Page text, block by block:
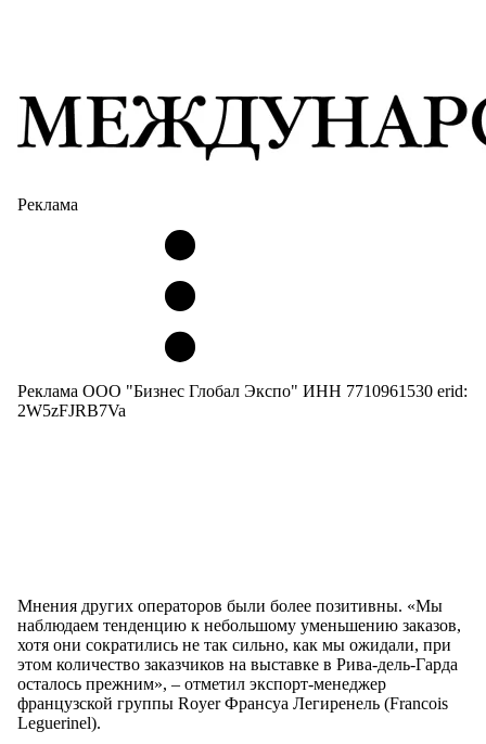
Реклама
Реклама ООО "Бизнес Глобал Экспо" ИНН 7710961530 erid:
2W5zFJRB7Va
Мнения других операторов были более позитивны. «Мы
наблюдаем тенденцию к небольшому уменьшению заказов,
хотя они сократились не так сильно, как мы ожидали, при
этом количество заказчиков на выставке в Рива-дель-Гарда
осталось прежним», – отметил экспорт-менеджер
французской группы Royer Франсуа Легиренель (Francois
Leguerinel).